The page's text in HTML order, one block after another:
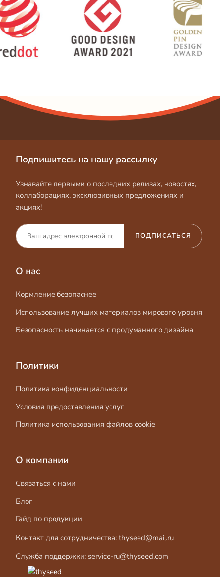
Подпишитесь на нашу рассылку
Узнавайте первыми о последних релизах, новостях,
коллаборациях, эксклюзивных предложениях и
акциях!
ПОДПИСАТЬСЯ
О нас
Кормление безопаснее
Использование лучших материалов мирового уровня
Безопасность начинается с продуманного дизайна
Политики
Политика конфиденциальности
Условия предоставления услуг
Политика использования файлов cookie
О компании
Связаться с нами
Блог
Гайд по продукции
Контакт для сотрудничества: thyseed@mail.ru
Служба поддержки: service-ru@thyseed.com